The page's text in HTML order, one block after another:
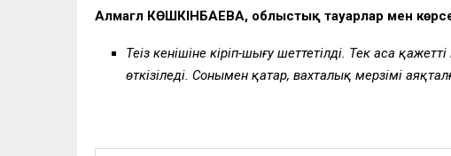
Алмагүл КӨШКІНБАЕВА, облыстық тауарлар мен
Теңіз кенішіне кіріп-шығу шеттетілді. Тек аса
өткізіледі. Сонымен қатар, вахталық мерзімі